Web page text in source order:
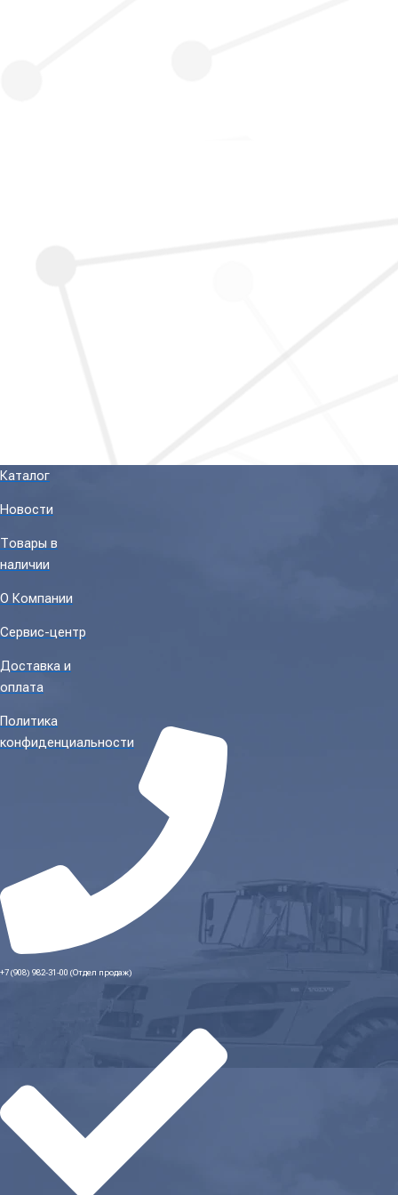
Каталог
Новости
Товары в
наличии
О Компании
Сервис-центр
Доставка и
оплата
Политика
конфиденциальности
+7 (908) 982-31-00 (Отдел продаж)